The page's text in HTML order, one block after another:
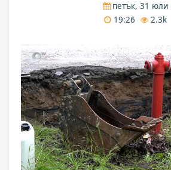
петък, 31 юли
19:26
2.3k